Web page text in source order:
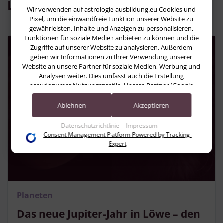
Lesen Sie jetzt:
Das neue Jupiter-Jahr in Löwe – den
Planeten
Wir verwenden auf astrologie-ausbildung.eu Cookies und
Pixel, um die einwandfreie Funktion unserer Website zu
gewährleisten, Inhalte und Anzeigen zu personalisieren,
Funktionen für soziale Medien anbieten zu können und die
Zugriffe auf unserer Website zu analysieren. Außerdem
geben wir Informationen zu Ihrer Verwendung unserer
Website an unsere Partner für soziale Medien, Werbung und
Analysen weiter. Dies umfasst auch die Erstellung
pseudonymer Nutzungsprofile. Unsere Partner (Google
Advertising Products) führen diese Informationen
möglicherweise mit weiteren Daten zusammen, die Sie ihnen
Accounts) oder welche sie im Rahmen Ihrer Nutzung der
Dienste gesammelt haben (bspw. Nutzungsdaten anderer
Geräte). Ihre Einwilligung zur Nutzung von Cookies und
Pixeln können Sie jederzeit widerrufen, indem Sie auf den
Zwecke der Datenverarbeitung durch unsere Partner:
Verwendung reduzierter Daten zur Auswahl von Werbeanzeigen
Erstellung von Profilen für personalisierte Werbung
Datenschutzrichtlinie Impressum
Ablehnen Akzeptieren
Consent Management Platform Powered by Tracking-
Expert